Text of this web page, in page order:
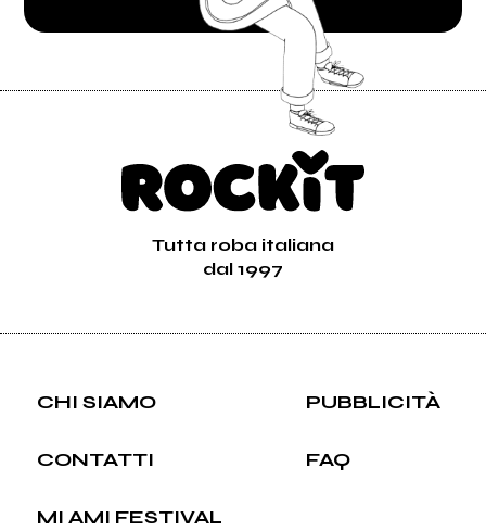
Tutta roba italiana
dal 1997
CHI SIAMO PUBBLICITÀ
CONTATTI FAQ
MI AMI FESTIVAL